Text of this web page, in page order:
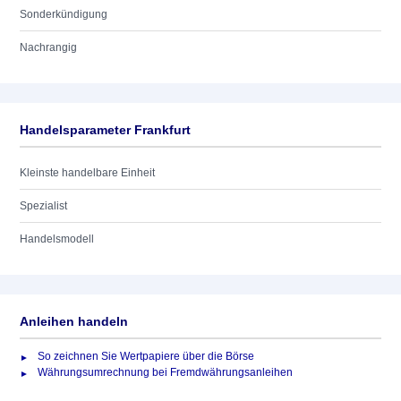
Sonderkündigung
Nachrangig
Handelsparameter Frankfurt
Kleinste handelbare Einheit
Spezialist
Handelsmodell
Anleihen handeln
So zeichnen Sie Wertpapiere über die Börse
Währungsumrechnung bei Fremdwährungsanleihen